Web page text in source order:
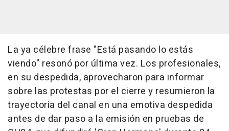
La ya célebre frase "Está pasando lo estás
viendo" resonó por última vez. Los profesionales,
en su despedida, aprovecharon para informar
sobre las protestas por el cierre y resumieron la
trayectoria del canal en una emotiva despedida
antes de dar paso a la emisión en pruebas de